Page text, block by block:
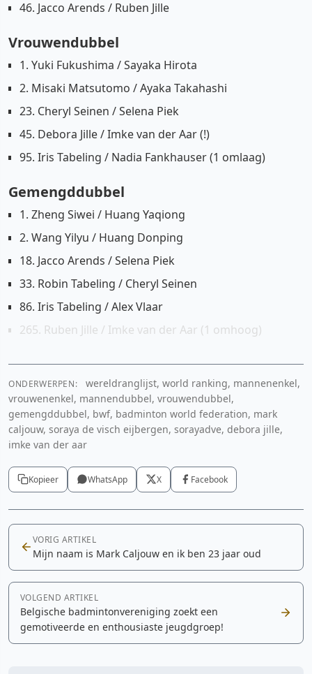
46. Jacco Arends / Ruben Jille
Vrouwendubbel
1. Yuki Fukushima / Sayaka Hirota
2. Misaki Matsutomo / Ayaka Takahashi
23. Cheryl Seinen / Selena Piek
45. Debora Jille / Imke van der Aar (!)
95. Iris Tabeling / Nadia Fankhauser (1 omlaag)
Gemengddubbel
1. Zheng Siwei / Huang Yaqiong
2. Wang Yilyu / Huang Donping
18. Jacco Arends / Selena Piek
33. Robin Tabeling / Cheryl Seinen
86. Iris Tabeling / Alex Vlaar
265. Ruben Jille / Imke van der Aar (1 omhoog)
ONDERWERPEN:
wereldranglijst, world ranking, mannenenkel,
vrouwenenkel, mannendubbel, vrouwendubbel,
gemengddubbel, bwf, badminton world federation, mark
caljouw, soraya de visch eijbergen, sorayadve, debora jille,
imke van der aar
Kopieer WhatsApp X Facebook
VORIG ARTIKEL
Mijn naam is Mark Caljouw en ik ben 23 jaar oud
VOLGEND ARTIKEL
Belgische badmintonvereniging zoekt een
gemotiveerde en enthousiaste jeugdgroep!